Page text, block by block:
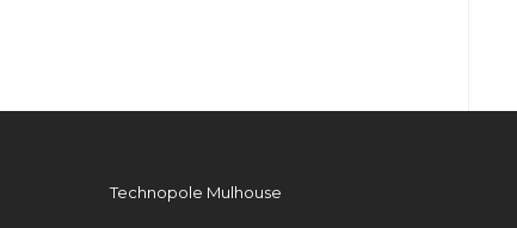
Technopole Mulhouse